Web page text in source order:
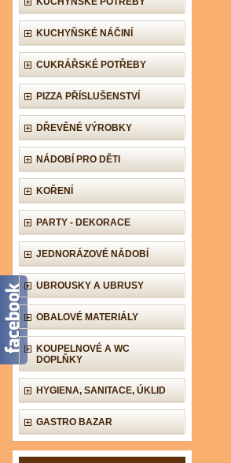
KUCHYŇSKÉ NÁČINÍ
CUKRÁŘSKÉ POTŘEBY
PIZZA PŘÍSLUŠENSTVÍ
DŘEVĚNÉ VÝROBKY
NÁDOBÍ PRO DĚTI
KOŘENÍ
PARTY - DEKORACE
JEDNORÁZOVÉ NÁDOBÍ
UBROUSKY A UBRUSY
OBALOVÉ MATERIÁLY
KOUPELNOVÉ A WC
DOPLŇKY
HYGIENA, SANITACE, ÚKLID
GASTRO BAZAR